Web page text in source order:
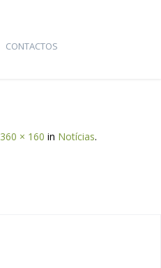
CONTACTOS
360 × 160 in Notícias.